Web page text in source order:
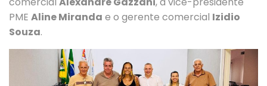
PME Aline Miranda e o gerente comercial Izidio
Souza.